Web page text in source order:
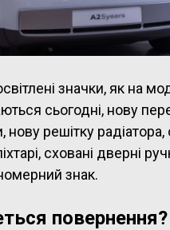
значки, як на
сьогодні, нову
решітку радіатора,
сховані дверні
знак.
повернення?